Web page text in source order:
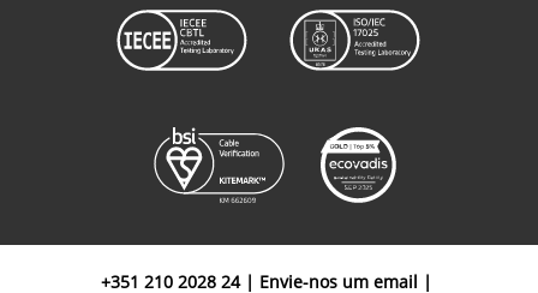
+351 210 2028 24| Envie-nos um email |